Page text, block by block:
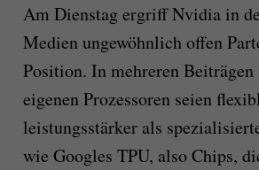
Am Dienstag ergriff Nvidia in
Medien ungewöhnlich offen
Position. In mehreren Beiträgen
eigenen Prozessoren seien
leistungsstärker als
wie Googles TPU, also Chips,